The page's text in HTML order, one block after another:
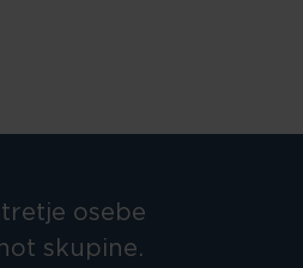
osebe
skupine.